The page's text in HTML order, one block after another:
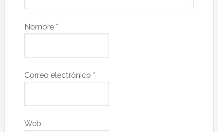
Nombre *
Correo electrónico *
Web